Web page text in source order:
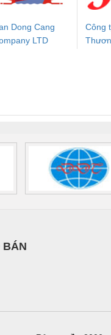
Điện AC
Mô-đun
Dong Cang
LTD
Công
BÁN